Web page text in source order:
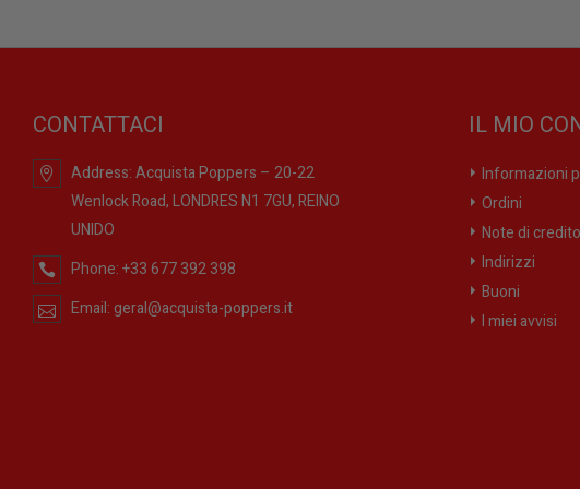
CONTATTACI
Address:Acquista Poppers – 20-22
Wenlock Road, LONDRES N1 7GU, REINO
UNIDO
Phone:+33 677 392 398
Email: geral@acquista-poppers.it
IL MIO
Informazioni
Ordini
Note di credito
Indirizzi
Buoni
I miei avvisi